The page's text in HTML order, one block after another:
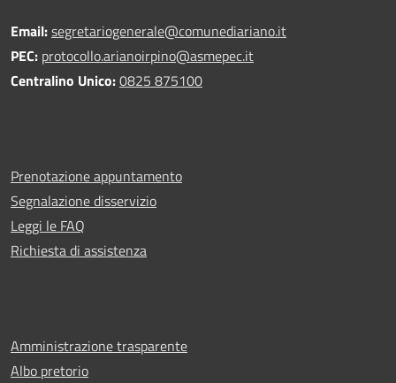
Email:segretariogenerale@comunediariano.it
PEC: protocollo.arianoirpino@asmepec.it
Centralino Unico:0825 875100
Prenotazione appuntamento
Segnalazione disservizio
Leggi le FAQ
Richiesta di assistenza
Amministrazione trasparente
Albo pretorio